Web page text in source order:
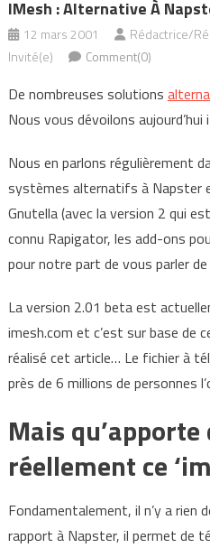
IMesh : Alternative À
12 mars 2001
Rédactrice/
Invité(e)
Comment(0)
De nombreuses solutions
Nous vous dévoilons aujourd’hui
Nous en parlons régulièrement
systèmes alternatifs à Napster
Gnutella (avec la version 2 qui
connu Rapigator, les add-ons
pour notre part de vous parler
La version 2.01 beta est
imesh.com et c’est sur base de
réalisé cet article… Le fichier à
près de 6 millions de personnes
Mais qu’apporte
réellement ce
Fondamentalement, il n’y a rien
rapport à Napster, il permet de